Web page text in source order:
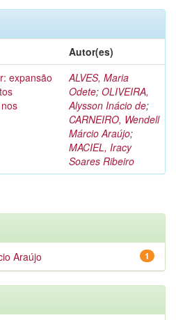
Autor(es)
expansão
ALVES, Maria
Odete; OLIVEIRA,
Alysson Inácio de;
CARNEIRO, Wendell
Márcio Araújo;
MACIEL, Iracy
Soares Ribeiro
1
Araújo